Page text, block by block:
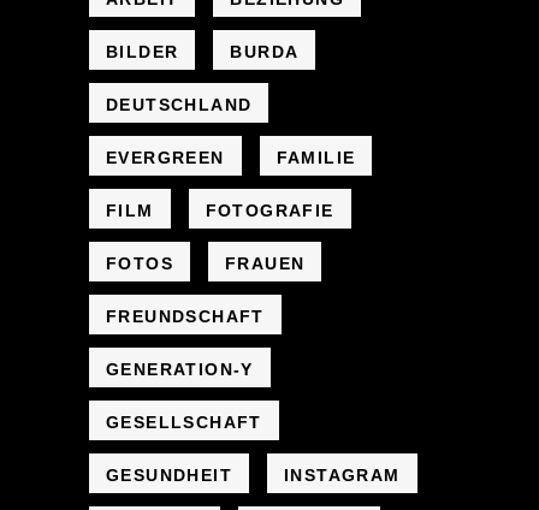
BILDER BURDA
DEUTSCHLAND
EVERGREEN FAMILIE
FILM FOTOGRAFIE
FOTOS FRAUEN
FREUNDSCHAFT
GENERATION-Y
GESELLSCHAFT
GESUNDHEIT INSTAGRAM